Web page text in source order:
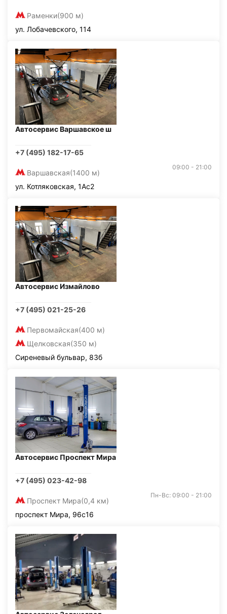
Раменки(900 м)
ул. Лобачевского, 114
Автосервис Варшавское ш
+7 (495) 182-17-65
Варшавская(1400 м)
09:00 - 21:00
ул. Котляковская, 1Ас2
Автосервис Измайлово
+7 (495) 021-25-26
Первомайская(400 м)
Щелковская(350 м)
Сиреневый бульвар, 83б
Автосервис Проспект Мира
+7 (495) 023-42-98
Проспект Мира(0,4 км)
Пн-Вс: 09:00 - 21:00
проспект Мира, 96с16